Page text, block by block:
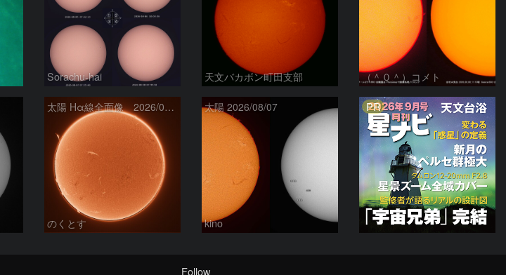
Sorachu-hai 天文バカボン町田支部 （＾０＾）コメト
太陽 Hα線全面像 2026/08/08
のくとす
太陽 2026/08/07
kino
PR
Follow